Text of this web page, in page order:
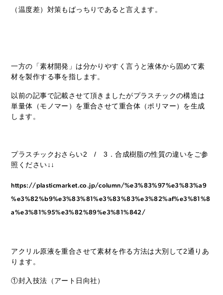
（温度差）対策もばっちりであると言えます。
一方の「素材開発」は分かりやすく言うと液体から固めて素
材を製作する事を指します。
以前の記事で記載させて頂きましたがプラスチックの構造は
単量体（モノマー）を重合させて重合体（ポリマー）を生成
します。
プラスチックおさらい2 / 3．合成樹脂の性質の違いをご参
照ください↓↓
https://plasticmarket.co.jp/column/%e3%83%97%e3%83%a9
%e3%82%b9%e3%83%81%e3%83%83%e3%82%af%e3%81%8
a%e3%81%95%e3%82%89%e3%81%842/
アクリル原液を重合させて素材を作る方法は大別して2通りあ
ります。
①封入技法（アート日向社）